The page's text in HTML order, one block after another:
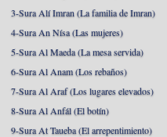
3-Sura Alí Imran (La familia de Imran)
4-Sura An Nísa (Las mujeres)
5-Sura Al Maeda (La mesa servida)
6-Sura Al Anam (Los rebaños)
7-Sura Al Araf (Los lugares elevados)
8-Sura Al Anfál (El botín)
9-Sura At Taueba (El arrepentimiento)